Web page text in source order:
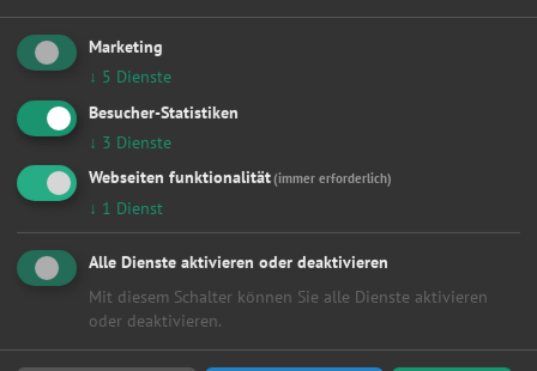
Besonderheiten
KfZ-Gewerbe:
ja
Meisterwerkstatt:
ja
Zertifiziert nach ISO 900X:
Innungsmitglied:
Marketing
↓ 5 Dienste
Besucher-Statistiken
↓ 3 Dienste
Webseiten funktionalität(immer erforderlich)
↓ 1 Dienst
Alle Dienste aktivieren oder deaktivieren
Mit diesem Schalter können Sie alle Dienste aktivieren
oder deaktivieren.